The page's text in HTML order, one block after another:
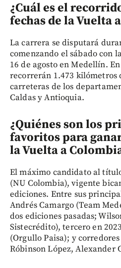
¿Cuál es el
fechas de la Vuelta
La carrera se disputará
comenzando el sábado con
16 de agosto en Medellín.
recorrerán 1.473 kilómetros
carreteras de los
Caldas y Antioquia.
¿Quiénes son los
favoritos para
la Vuelta a
El máximo candidato al
(NU Colombia), vigente
ediciones. Entre sus
Andrés Camargo (Team
dos ediciones pasadas;
Sistecrédito), tercero en
(Orgullo Paisa); y
Róbinson López, Alexander